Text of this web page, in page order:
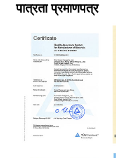
पात्रता प्रमाणपत्र